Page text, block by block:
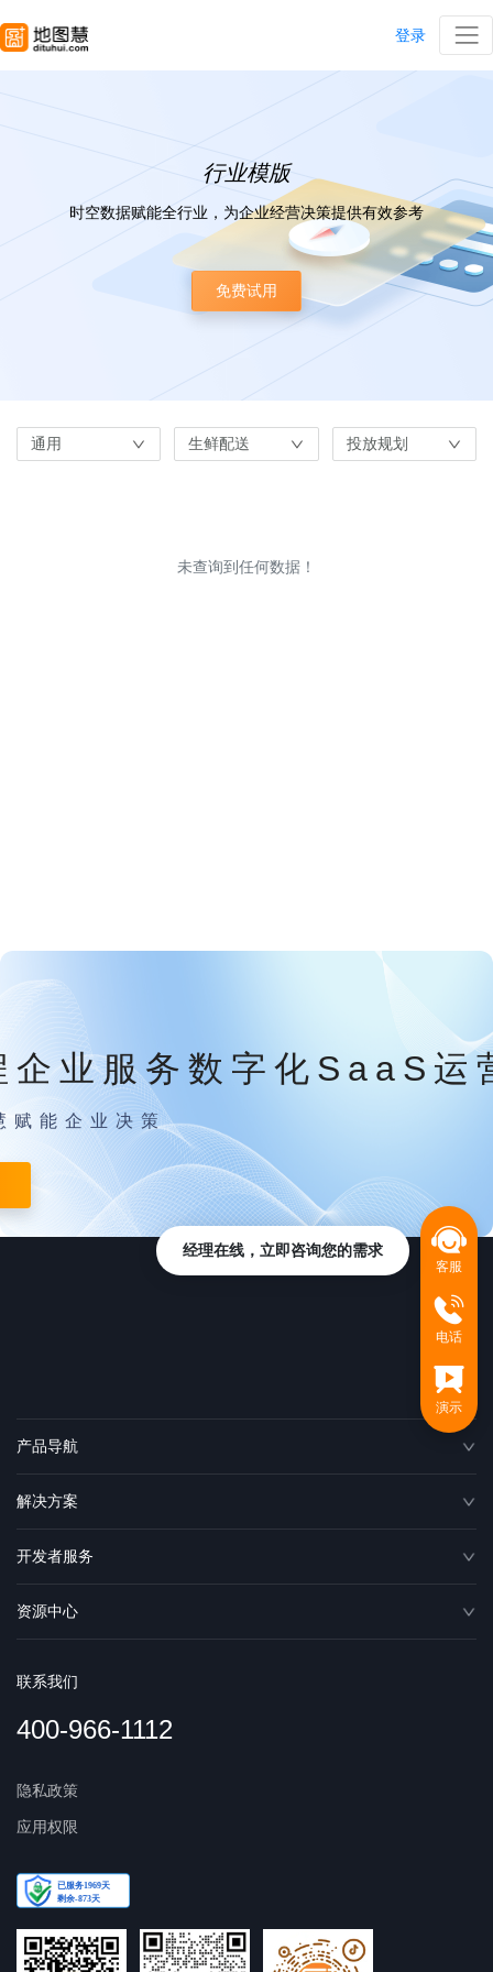
登录
行业模版
时空数据赋能全行业，为企业经营决策提供有效参考
免费试用
通用 生鲜配送 投放规划
未查询到任何数据！
企业服务数字化SaaS运
赋能企业决策
产品导航
解决方案
开发者服务
资源中心
联系我们
400-966-1112
隐私政策
应用权限
客服
电话
演示
经理在线，立即咨询您的需求